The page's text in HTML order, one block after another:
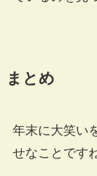
まとめ
年末に大笑い
せなことです